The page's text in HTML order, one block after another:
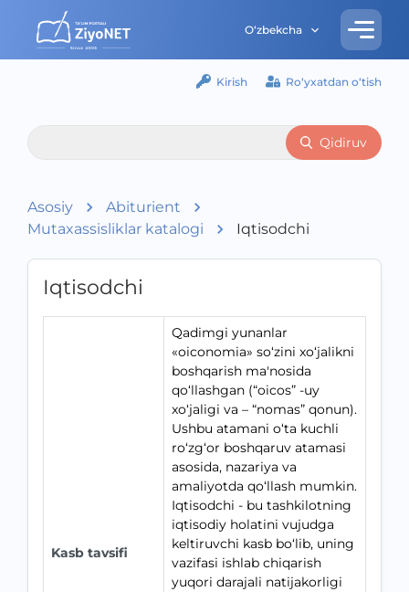
O‘zbekcha
Kirish Ro‘yxatdan o‘tish
Qidiruv
Asosiy
Abiturient
Mutaxassisliklar katalogi
Iqtisodchi
Iqtisodchi
Kasb tavsifi
Qadimgi yunanlar
«oiconomia» so‘zini xo‘jalikni
boshqarish ma'nosida
qo‘llashgan (“oicos” -uy
xo‘jaligi va – “nomas” qonun).
Ushbu atamani o‘ta kuchli
ro‘zg‘or boshqaruv atamasi
asosida, nazariya va
amaliyotda qo‘llash mumkin.
Iqtisodchi - bu tashkilotning
iqtisodiy holatini vujudga
keltiruvchi kasb bo‘lib, uning
vazifasi ishlab chiqarish
yuqori darajali natijakorligi